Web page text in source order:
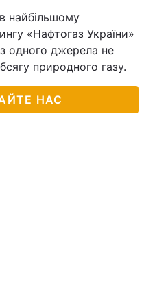
найбільшому
«Нафтогаз України»
одного джерела не
природного газу.
НАС